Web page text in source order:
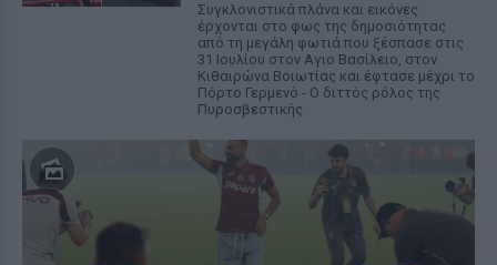
Συγκλονιστικά πλάνα και εικόνες
έρχονται στο φως της δημοσιότητας
από τη μεγάλη φωτιά που ξέσπασε στις
31 Ιουλίου στον Αγιο Βασίλειο, στον
Κιθαιρώνα Βοιωτίας και έφτασε μέχρι το
Πόρτο Γερμενό - Ο διττός ρόλος της
Πυροσβεστικής